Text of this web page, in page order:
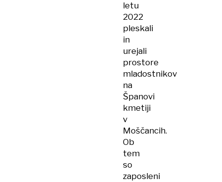
letu
2022
pleskali
in
urejali
prostore
mladostnikov
na
Španovi
kmetiji
v
Moščancih.
Ob
tem
so
zaposleni